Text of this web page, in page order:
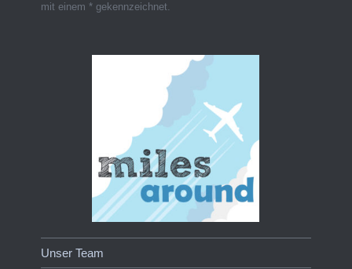
mit einem * gekennzeichnet.
Unser Team